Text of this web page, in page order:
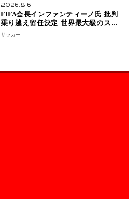
2026.8.6
FIFA会長インファンティーノ氏 批判
乗り越え留任決定 世界最大級のスポ
ーツ組織を支える「権威」は揺るがず
サッカー